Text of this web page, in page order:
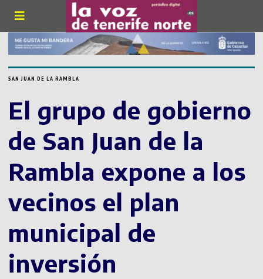
SAN JUAN DE LA RAMBLA
El grupo de gobierno
de San Juan de la
Rambla expone a los
vecinos el plan
municipal de
inversión